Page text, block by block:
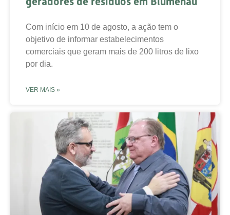
Com início em 10 de agosto, a ação tem o
objetivo de informar estabelecimentos
comerciais que geram mais de 200 litros de lixo
por dia.
VER MAIS »